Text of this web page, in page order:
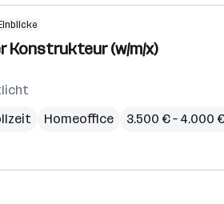
Einblicke
Konstrukteur (w/m/x)
Homeoffice 3.500 € – 4.000